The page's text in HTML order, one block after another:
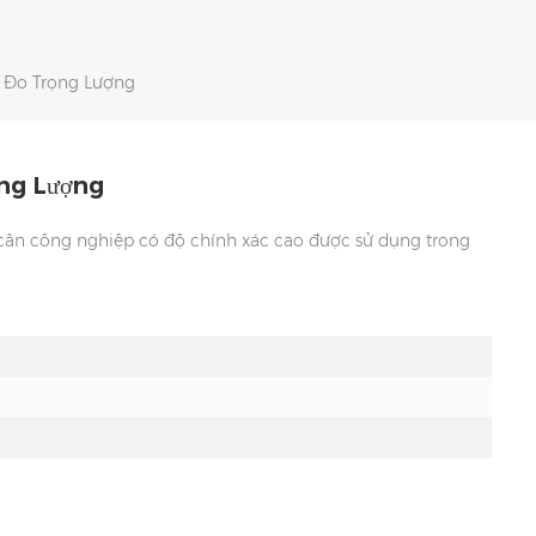
Trọng Lượng
Lượng
công nghiệp có độ chính xác cao được sử dụng trong